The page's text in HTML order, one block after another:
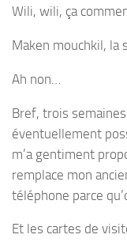
Wili, wili, ça
Maken mouchkil, la
Ah non…
Bref, trois
éventuellement
m’a gentiment
remplace mon
téléphone parce
Et les cartes de